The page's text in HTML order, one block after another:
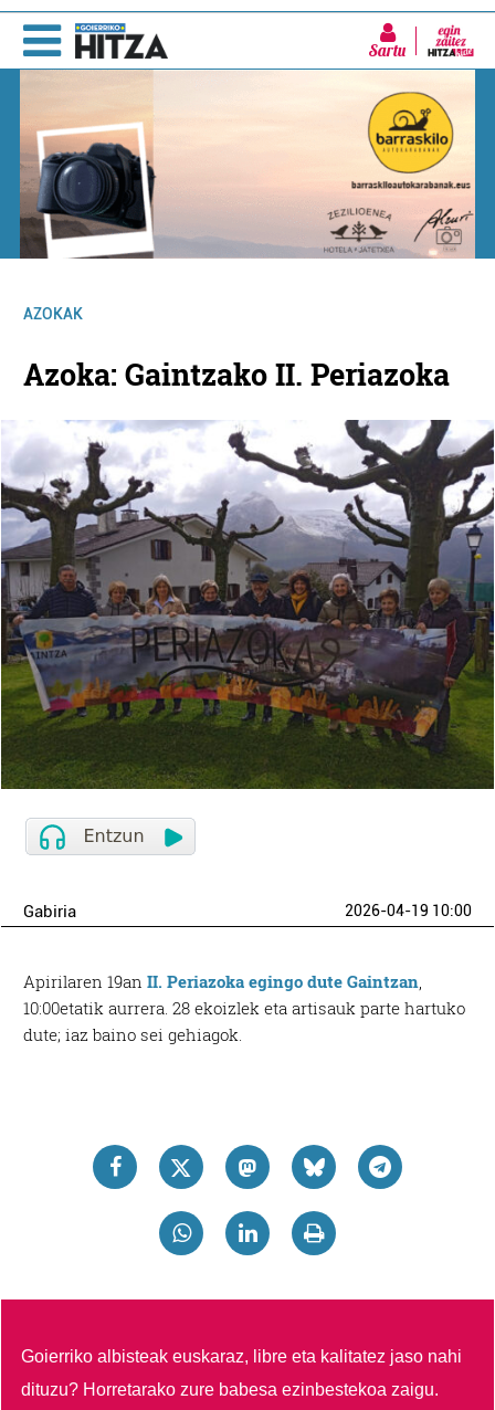
Sartu
AZOKAK
Azoka: Gaintzako II. Periazoka
Gabiria 2026-04-19 10:00
Apirilaren 19anII. Periazoka egingo dute Gaintzan,
10:00etatik aurrera. 28 ekoizlek eta artisauk parte hartuko
dute; iaz baino sei gehiagok.
Goierriko albisteak euskaraz, libre eta kalitatez jaso nahi
dituzu? Horretarako zure babesa ezinbestekoa zaigu.